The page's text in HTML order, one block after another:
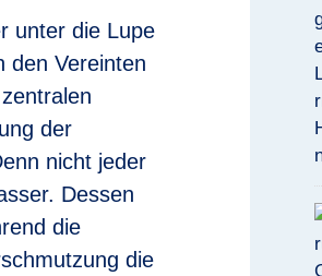
unter die Lupe
den Vereinten
der
nicht jeder
Dessen
die
die